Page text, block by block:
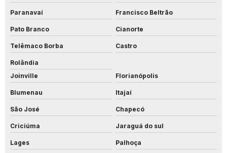
Paranavaí Francisco Beltrão
Pato Branco Cianorte
Telêmaco Borba Castro
Rolândia
Joinville
Florianópolis
Blumenau Itajaí
São José Chapecó
Criciúma Jaraguá do sul
Lages Palhoça